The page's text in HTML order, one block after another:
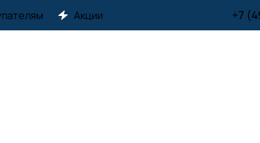
Акции +7